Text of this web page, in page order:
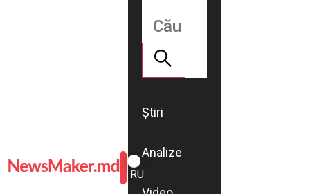
ROMÂNĂ
RU
Știri
Analize